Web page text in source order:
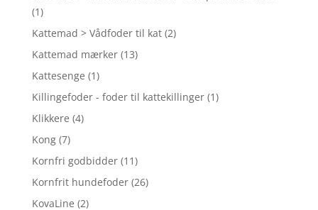
(1)
Kattemad > Vådfoder til kat (2)
Kattemad mærker (13)
Kattesenge (1)
Killingefoder - foder til kattekillinger (1)
Klikkere (4)
Kong (7)
Kornfri godbidder (11)
Kornfrit hundefoder (26)
KovaLine (2)